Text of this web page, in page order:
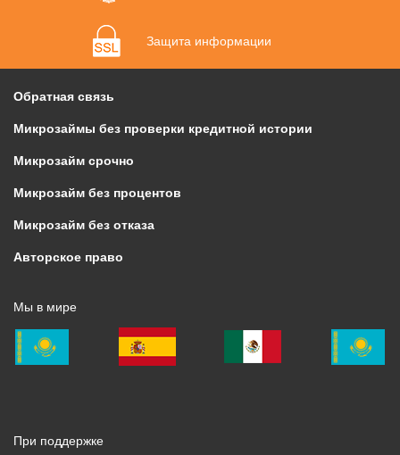
Защита информации
Обратная связь
Микрозаймы без проверки кредитной истории
Микрозайм срочно
Микрозайм без процентов
Микрозайм без отказа
Авторское право
Мы в мире
При поддержке